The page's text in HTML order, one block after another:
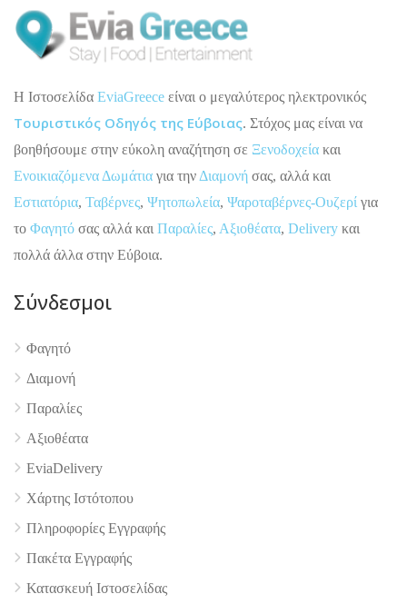
4.9
H Ιστοσελίδα EviaGreece είναι ο μεγαλύτερος ηλεκτρονικός
Τουριστικός Οδηγός της Εύβοιας. Στόχος μας είναι να
βοηθήσουμε στην εύκολη αναζήτηση σε Ξενοδοχεία και
Ενοικιαζόμενα Δωμάτια για την Διαμονή σας, αλλά και
Εστιατόρια, Ταβέρνες, Ψητοπωλεία, Ψαροταβέρνες-Ουζερί για
το Φαγητό σας αλλά και Παραλίες, Αξιοθέατα, Delivery και
πολλά άλλα στην Εύβοια.
Σύνδεσμοι
Φαγητό
Διαμονή
Παραλίες
Αξιοθέατα
EviaDelivery
Χάρτης Ιστότοπου
Πληροφορίες Εγγραφής
Πακέτα Εγγραφής
Κατασκευή Ιστοσελίδας